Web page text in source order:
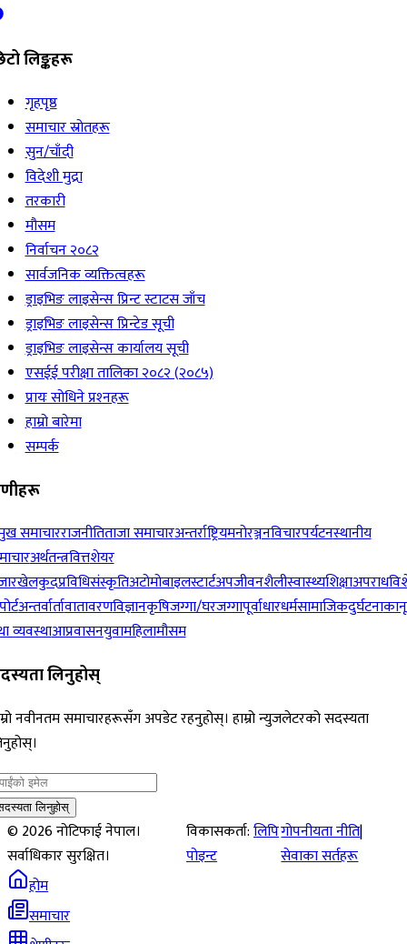
लिङ्कहरू
गृहपृष्ठ
समाचार स्रोतहरू
सुन/चाँदी
विदेशी मुद्रा
तरकारी
मौसम
निर्वाचन २०८२
सार्वजनिक व्यक्तित्वहरू
ड्राइभिङ लाइसेन्स प्रिन्ट स्टाटस जाँच
ड्राइभिङ लाइसेन्स प्रिन्टेड सूची
ड्राइभिङ लाइसेन्स कार्यालय सूची
एसईई परीक्षा तालिका २०८२ (२०८५)
प्रायः सोधिने प्रश्‍नहरू
हाम्रो बारेमा
सम्पर्क
समाचारराजनीतिताजा समाचारअन्तर्राष्ट्रियमनोरञ्जनविचारपर्यटनस्थानीय
अर्थतन्त्रवित्तशेयर
खेलकुदप्रविधिसंस्कृतिअटोमोबाइलस्टार्टअपजीवनशैलीस्वास्थ्यशिक्षाअपराध
अन्तर्वार्तावातावरणविज्ञानकृषिजग्गा/घरजग्गापूर्वाधारधर्मसामाजिकदुर्घटना
व्यवस्थाआप्रवासनयुवामहिलामौसम
लिनुहोस्
नवीनतम समाचारहरूसँग अपडेट रहनुहोस्। हाम्रो न्युजलेटरको सदस्यता
लिनुहोस्
©2026नोटिफाई नेपाल।
सर्वाधिकार सुरक्षित।
विकासकर्ता:लिपि
पोइन्ट
गोपनीयता नीति|
सेवाका सर्तहरू
होम
समाचार